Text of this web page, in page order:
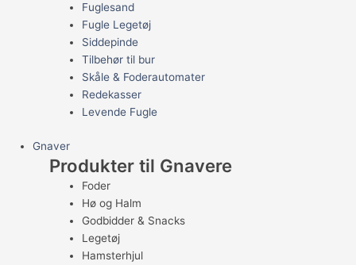
Fuglesand
Fugle Legetøj
Siddepinde
Tilbehør til bur
Skåle & Foderautomater
Redekasser
Levende Fugle
Gnaver
Produkter til Gnavere
Foder
Hø og Halm
Godbidder & Snacks
Legetøj
Hamsterhjul